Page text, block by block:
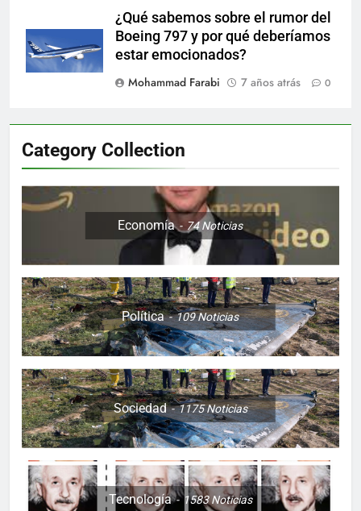
¿Qué sabemos sobre el rumor del
Boeing 797 y por qué deberíamos
estar emocionados?
Mohammad Farabi
7 años atrás 0
Category Collection
Economía 74Noticias
Política 109Noticias
Sociedad 1175Noticias
Tecnología 1583Noticias